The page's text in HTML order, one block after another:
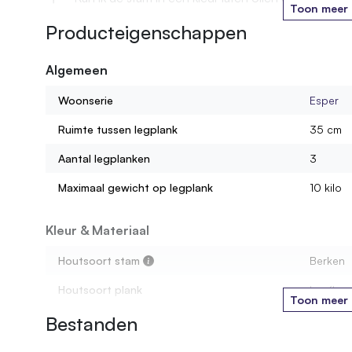
Wordt de kast gemonteerd geleverd?
Uit wat voor materiaal bestaan de legplanken?
Toon meer
Producteigenschappen
Algemeen
Woonserie Esper
Ruimte tussen legplank 35 cm
Aantal legplanken 3
Maximaal gewicht op legplank 10 kilo
Kleur & Materiaal
Houtsoort stam Berken
Houtsoort plank
Materiaal
Toon meer
Bestanden